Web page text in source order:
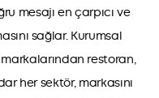
mesajı en çarpıcı ve
sağlar. Kurumsal
restoran,
her sektör, markasını